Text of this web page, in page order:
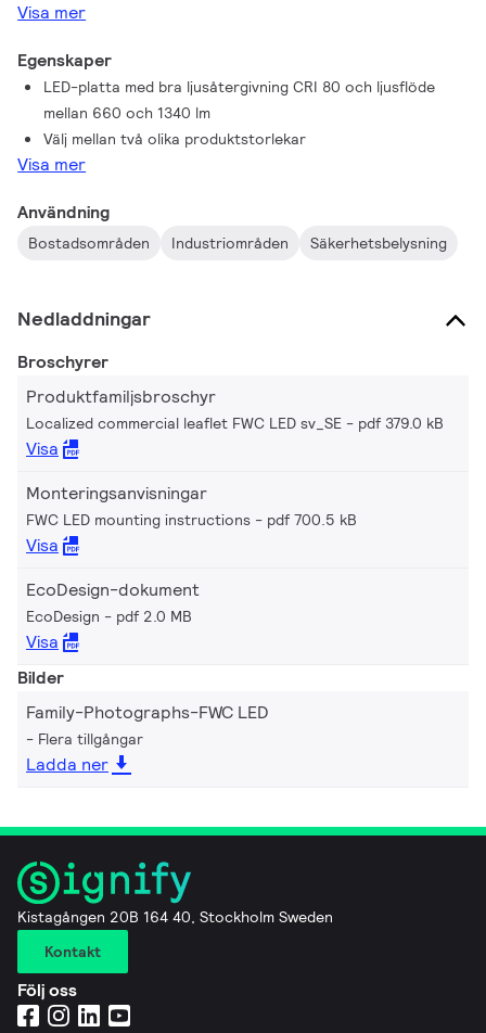
Visa mer
Egenskaper
LED-platta med bra ljusåtergivning CRI 80 och ljusflöde
mellan 660 och 1340 lm
Välj mellan två olika produktstorlekar
Visa mer
Användning
Bostadsområden Industriområden Säkerhetsbelysning
Nedladdningar
Broschyrer
Produktfamiljsbroschyr
Localized commercial leaflet FWC LED sv_SE pdf 379.0 kB
Visa
Monteringsanvisningar
FWC LED mounting instructions pdf 700.5 kB
Visa
EcoDesign-dokument
EcoDesign pdf 2.0 MB
Visa
Bilder
Family-Photographs-FWC LED
Flera tillgångar
Ladda ner
Kistagången 20B 164 40, Stockholm Sweden
Kontakt
Följ oss